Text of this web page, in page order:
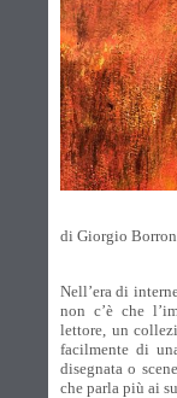
di Giorgio
Nell’era di
non c’è che
lettore, un
facilmente di
disegnata o
che parla più ai